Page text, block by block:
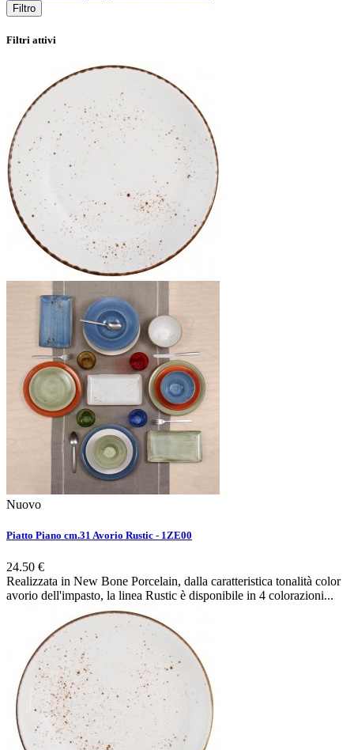
Filtro
Filtri attivi
Nuovo
Piatto Piano cm.31 Avorio Rustic - 1ZE00
24.50 €
Realizzata in New Bone Porcelain, dalla caratteristica tonalità color
avorio dell'impasto, la linea Rustic è disponibile in 4 colorazioni...